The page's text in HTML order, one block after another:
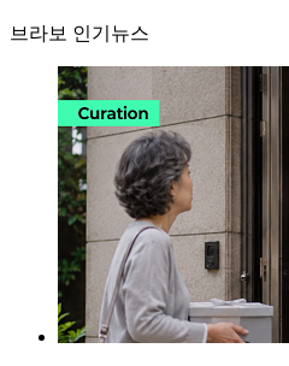
브라보 인기뉴스